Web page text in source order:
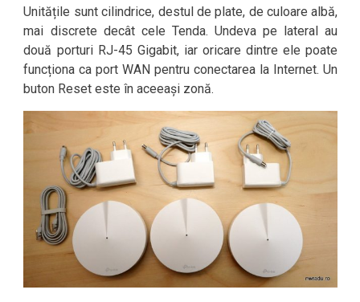
Unitățile sunt cilindrice, destul de plate, de culoare albă,
mai discrete decât cele Tenda. Undeva pe lateral au
două porturi RJ-45 Gigabit, iar oricare dintre ele poate
funcționa ca port WAN pentru conectarea la Internet. Un
buton Reset este în aceeași zonă.